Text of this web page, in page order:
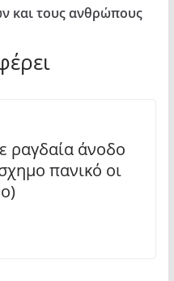
και τους ανθρώπους
ραγδαία άνοδο
πανικό οι